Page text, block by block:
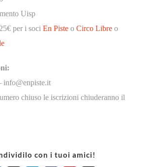
Uisp
per i soci En Piste o Circo Libre o
info@enpiste.it
chiuso le iscrizioni chiuderanno il
con i tuoi amici!